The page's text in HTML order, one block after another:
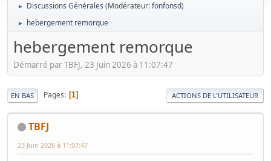
► Discussions Générales (Modérateur:fonfonsd)
► hebergement remorque
hebergement remorque
Démarré par TBFJ, 23 Juin 2026 à 11:07:47
EN BAS Pages 1 ACTIONS DE L'UTILISATEUR
TBFJ
23 Juin 2026 à 11:07:47